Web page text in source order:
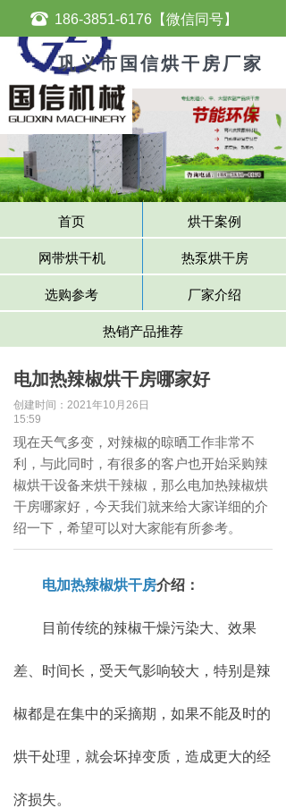
뀰 186-3851-6176【微信同号】
巩义市国信烘干房厂家
网带烘干机 热泵烘干房
首页 烘干案例
选购参考 厂家介绍
热销产品推荐
电加热辣椒烘干房哪家好
创建时间： 2021年10月26日
15:59
现在天气多变，对辣椒的晾晒工作非常不
利，与此同时，有很多的客户也开始采购辣
椒烘干设备来烘干辣椒，那么电加热辣椒烘
干房哪家好，今天我们就来给大家详细的介
绍一下，希望可以对大家能有所参考。
电加热辣椒烘干房介绍：
目前传统的辣椒干燥污染大、效果
差、时间长，受天气影响较大，特别是辣
椒都是在集中的采摘期，如果不能及时的
烘干处理，就会坏掉变质，造成更大的经
济损失。